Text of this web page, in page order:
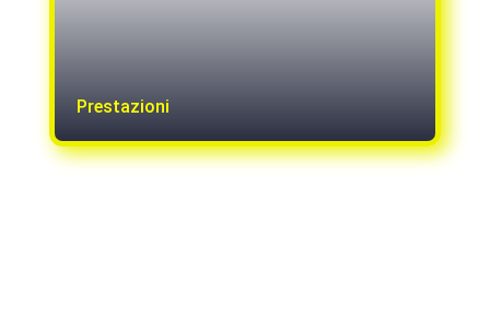
Prestazioni